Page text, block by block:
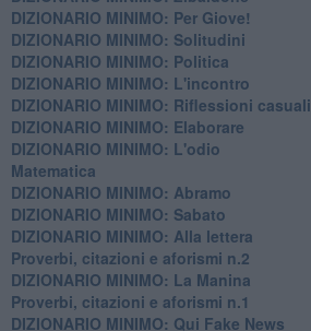
DIZIONARIO MINIMO: Per Giove!
DIZIONARIO MINIMO: Solitudini
DIZIONARIO MINIMO: Politica
DIZIONARIO MINIMO: L'incontro
DIZIONARIO MINIMO: Riflessioni casuali
DIZIONARIO MINIMO: Elaborare
DIZIONARIO MINIMO: L'odio
​Matematica
DIZIONARIO MINIMO: Abramo
DIZIONARIO MINIMO: Sabato
​DIZIONARIO MINIMO: Alla lettera
Proverbi, citazioni e aforismi n.2
DIZIONARIO MINIMO: La Manina
​Proverbi, citazioni e aforismi n.1
DIZIONARIO MINIMO: Qui Fake News